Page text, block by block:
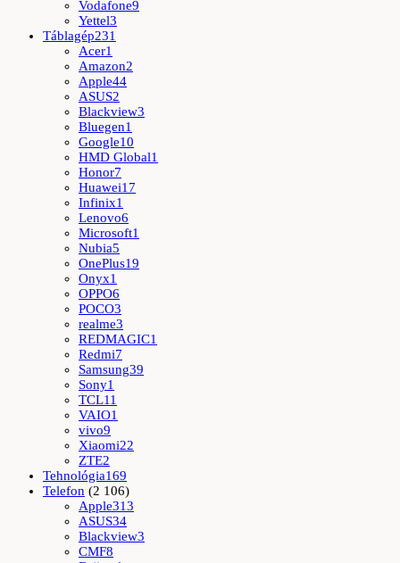
Vodafone9
Yettel3
Táblagép231
Acer1
Amazon2
Apple44
ASUS2
Blackview3
Bluegen1
Google10
HMD Global1
Honor7
Huawei17
Infinix1
Lenovo6
Microsoft1
Nubia5
OnePlus19
Onyx1
OPPO6
POCO3
realme3
REDMAGIC1
Redmi7
Samsung39
Sony1
TCL11
VAIO1
vivo9
Xiaomi22
ZTE2
Tehnológia169
Telefon (2 106)
Apple313
ASUS34
Blackview3
CMF8